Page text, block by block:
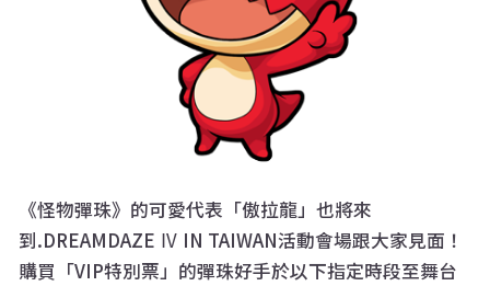
《怪物彈珠》的可愛代表「傲拉龍」也將來
到.DREAMDAZE Ⅳ IN TAIWAN活動會場跟大家見面！
購買「VIP特別票」的彈珠好手於以下指定時段至舞台